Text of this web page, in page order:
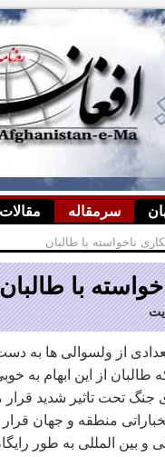
سرمقاله مقالات
ناخواسته با طالبان
با
از ولسوالی ها به دست
از این ابهام به
جنگ تحت تاثیر شدید
منطقه و جهان
بین المللی به طور